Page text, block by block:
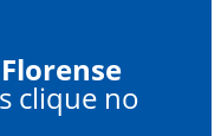
clique no